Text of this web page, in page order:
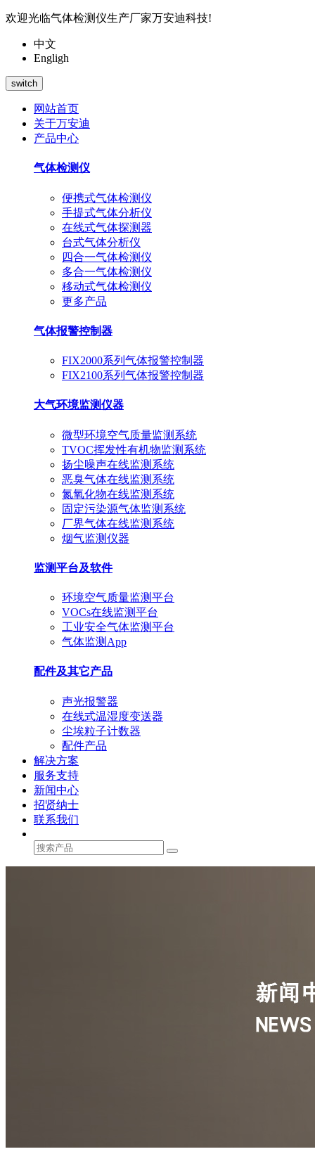
欢迎光临气体检测仪生产厂家万安迪科技!
中文
Engligh
switch
网站首页
关于万安迪
产品中心
气体检测仪
便携式气体检测仪
手提式气体分析仪
在线式气体探测器
台式气体分析仪
四合一气体检测仪
多合一气体检测仪
移动式气体检测仪
更多产品
气体报警控制器
FIX2000系列气体报警控制器
FIX2100系列气体报警控制器
大气环境监测仪器
微型环境空气质量监测系统
TVOC挥发性有机物监测系统
扬尘噪声在线监测系统
恶臭气体在线监测系统
氮氧化物在线监测系统
固定污染源气体监测系统
厂界气体在线监测系统
烟气监测仪器
监测平台及软件
环境空气质量监测平台
VOCs在线监测平台
工业安全气体监测平台
气体监测App
配件及其它产品
声光报警器
在线式温湿度变送器
尘埃粒子计数器
配件产品
解决方案
服务支持
新闻中心
招贤纳士
联系我们